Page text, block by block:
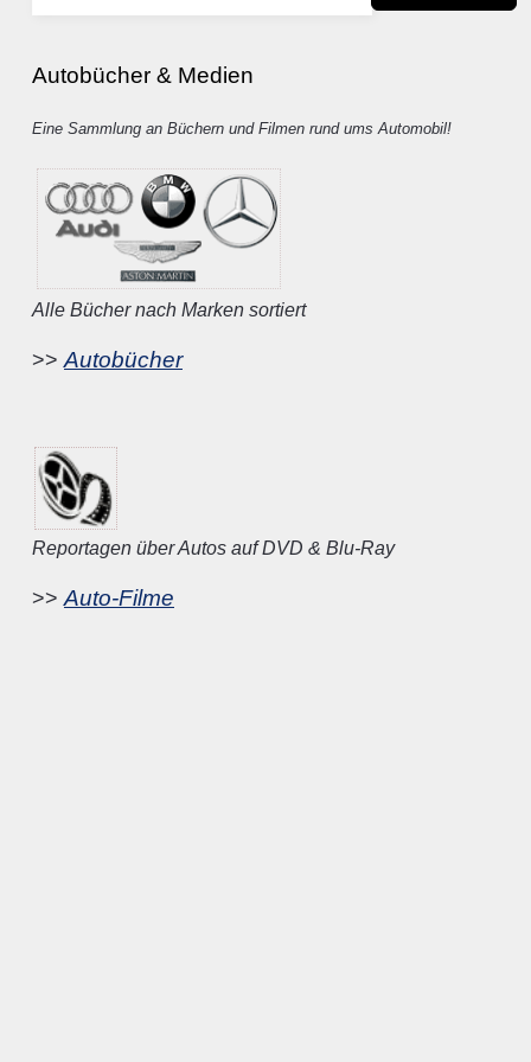
Autobücher & Medien
Eine Sammlung an Büchern und Filmen rund ums Automobil!
Alle Bücher nach Marken sortiert
>> Autobücher
Reportagen über Autos auf DVD & Blu-Ray
>> Auto-Filme